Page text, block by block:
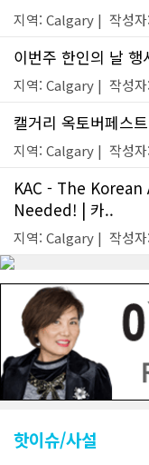
지역: Calgary | 작성
이번주 한인의 날
지역: Calgary | 작성
캘거리 옥토버페스
지역: Calgary | 작성
KAC - The
Needed! | 카..
지역: Calgary | 작성
핫이슈/사설